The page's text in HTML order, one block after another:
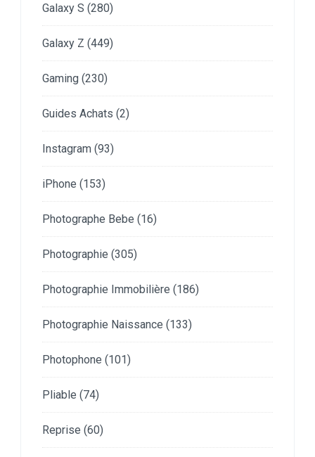
Galaxy S (280)
Galaxy Z (449)
Gaming (230)
Guides Achats (2)
Instagram (93)
iPhone (153)
Photographe Bebe (16)
Photographie (305)
Photographie Immobilière (186)
Photographie Naissance (133)
Photophone (101)
Pliable (74)
Reprise (60)